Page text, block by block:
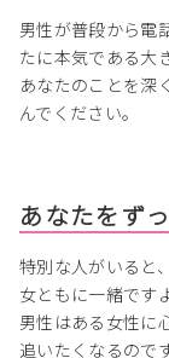
男性が普段から電
たに本気である大
あなたのことを深
んでください。
あなたをず
特別な人がいると
女ともに一緒です
男性はある女性に
追いたくなるのです